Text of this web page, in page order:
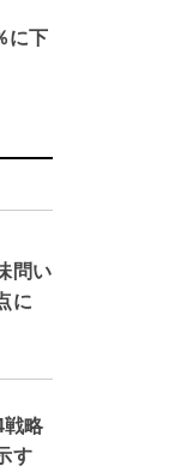
に下
問い
に
略
す